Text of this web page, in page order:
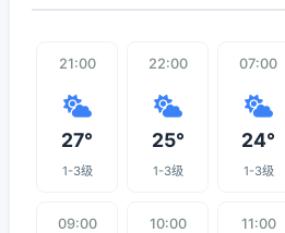
21:00
27°
1-3级
22:00
25°
1-3级
07:00
24°
1-3级
09:00 10:00 11:00